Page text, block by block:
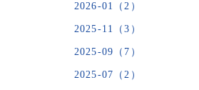
2026-01（2）
2025-11（3）
2025-09（7）
2025-07（2）